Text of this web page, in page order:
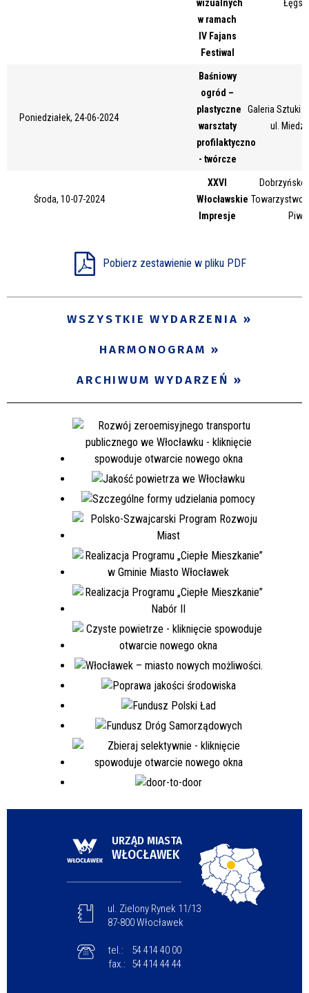
wizualnych
w ramach
IV Fajans
Festiwal
Poniedziałek, 24-06-2024
Baśniowy
ogród –
plastyczne
warsztaty
profilaktyczno
- twórcze
Galeria Sztuki
ul.
Środa, 10-07-2024
XXVI
Włocławskie
Impresje
Towarzystwo
Pobierz zestawienie w pliku PDF
WSZYSTKIE WYDARZENIA
HARMONOGRAM
ARCHIWUM WYDARZEŃ
URZĄD MIASTA
WŁOCŁAWEK
ul. Zielony Rynek 11/13
87-800 Włocławek
tel.:
54 414 40 00
fax.:
54 414 44 44